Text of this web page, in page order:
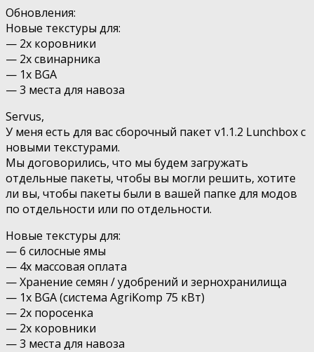
Обновления:
Новые текстуры для:
— 2x коровники
— 2х свинарника
— 1x BGA
— 3 места для навоза
Servus,
У меня есть для вас сборочный пакет v1.1.2 Lunchbox с
новыми текстурами.
Мы договорились, что мы будем загружать
отдельные пакеты, чтобы вы могли решить, хотите
ли вы, чтобы пакеты были в вашей папке для модов
по отдельности или по отдельности.
Новые текстуры для:
— 6 силосные ямы
— 4х массовая оплата
— Хранение семян / удобрений и зернохранилища
— 1x BGA (система AgriKomp 75 кВт)
— 2х поросенка
— 2x коровники
— 3 места для навоза